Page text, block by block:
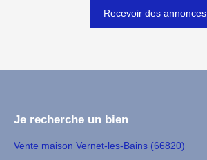
Recevoir des annonces
Je recherche un bien
Vente maison Vernet-les-Bains (66820)